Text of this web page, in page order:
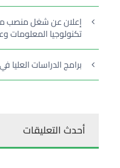
إعلان عن شغل منصب
تكنولوجيا المعلومات
برامج الدراسات العليا
أحدث التعليقات